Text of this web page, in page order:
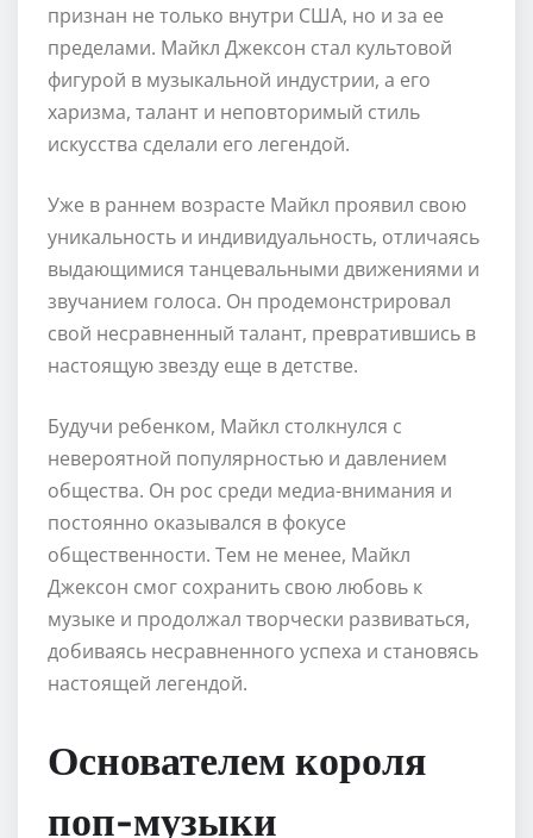
признан не только внутри США, но и за ее
пределами. Майкл Джексон стал культовой
фигурой в музыкальной индустрии, а его
харизма, талант и неповторимый стиль
искусства сделали его легендой.
Уже в раннем возрасте Майкл проявил свою
уникальность и индивидуальность, отличаясь
выдающимися танцевальными движениями и
звучанием голоса. Он продемонстрировал
свой несравненный талант, превратившись в
настоящую звезду еще в детстве.
Будучи ребенком, Майкл столкнулся с
невероятной популярностью и давлением
общества. Он рос среди медиа-внимания и
постоянно оказывался в фокусе
общественности. Тем не менее, Майкл
Джексон смог сохранить свою любовь к
музыке и продолжал творчески развиваться,
добиваясь несравненного успеха и становясь
настоящей легендой.
Основателем короля
поп-музыки